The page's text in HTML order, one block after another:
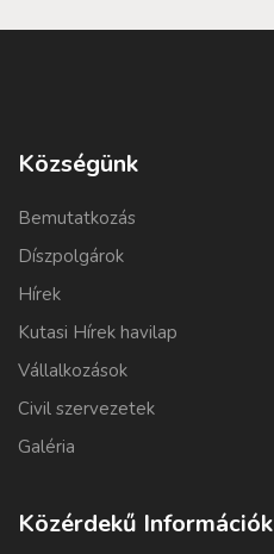
Községünk
Bemutatkozás
Díszpolgárok
Hírek
Kutasi Hírek havilap
Vállalkozások
Civil szervezetek
Galéria
Közérdekű Információk